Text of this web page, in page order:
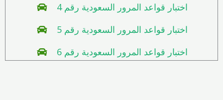
اختبار قواعد المرور السعودية رقم 4
اختبار قواعد المرور السعودية رقم 5
اختبار قواعد المرور السعودية رقم 6